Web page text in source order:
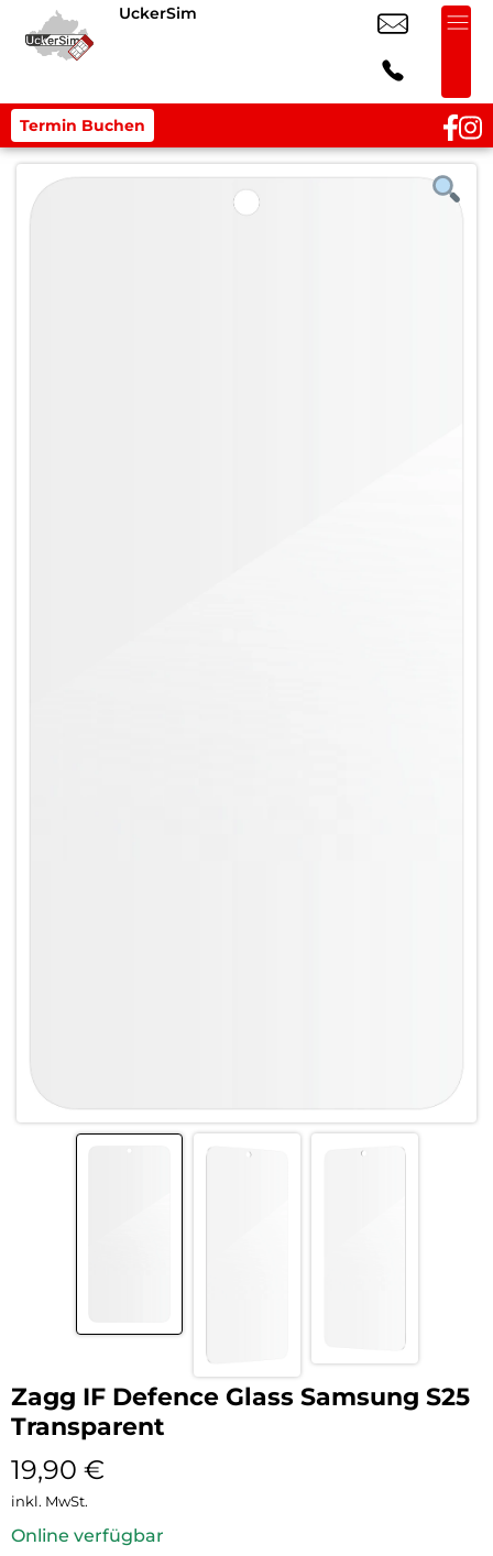
UckerSim
Termin Buchen
Zagg IF Defence Glass Samsung S25
Transparent
19,90 €
inkl. MwSt.
Online verfügbar